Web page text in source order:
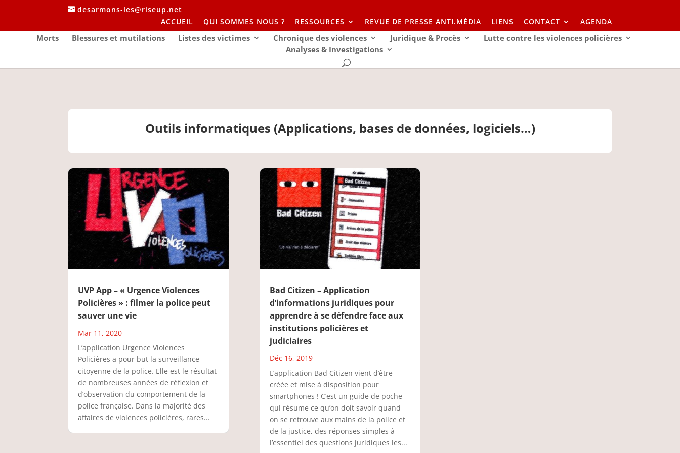
desarmons-les@riseup.net
ACCUEIL
QUI SOMMES NOUS ? RESSOURCES REVUE DE PRESSE ANTI.MÉDIA LIENS CONTACT AGENDA
Morts Blessures et mutilations Listes des victimes Chronique des violences Juridique & Procès
Lutte contre les violences policières
Analyses & Investigations
Outils informatiques (Applications, bases de données, logiciels…)
UVP App – « Urgence Violences
Policières » : filmer la police peut
sauver une vie
Mar 11, 2020
L’application Urgence Violences
Policières a pour but la surveillance
citoyenne de la police. Elle est le résultat
de nombreuses années de réflexion et
d’observation du comportement de la
police française. Dans la majorité des
affaires de violences policières, rares...
Bad Citizen – Application
d’informations juridiques pour
apprendre à se défendre face aux
institutions policières et
judiciaires
Déc 16, 2019
L’application Bad Citizen vient d’être
créée et mise à disposition pour
smartphones ! C’est un guide de poche
qui résume ce qu’on doit savoir quand
on se retrouve aux mains de la police et
de la justice, des réponses simples à
l’essentiel des questions juridiques les...